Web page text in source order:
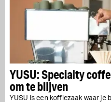
YUSU: Specialty
om te blijven
YUSU is een koffiezaak waar je